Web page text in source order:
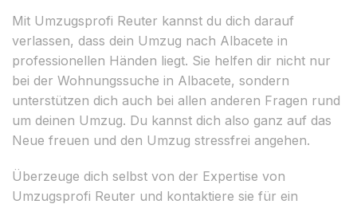
Mit Umzugsprofi Reuter kannst du dich darauf
verlassen, dass dein Umzug nach Albacete in
professionellen Händen liegt. Sie helfen dir nicht nur
bei der Wohnungssuche in Albacete, sondern
unterstützen dich auch bei allen anderen Fragen rund
um deinen Umzug. Du kannst dich also ganz auf das
Neue freuen und den Umzug stressfrei angehen.
Überzeuge dich selbst von der Expertise von
Umzugsprofi Reuter und kontaktiere sie für ein